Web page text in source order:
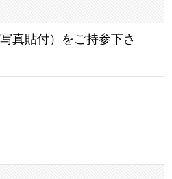
真貼付）をご持参下さ